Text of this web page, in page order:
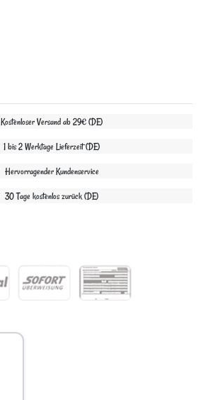
Kostenloser Versand ab 29€ (DE)
1 bis 2 Werktage Lieferzeit (DE)
Hervorragender Kundenservice
30 Tage kostenlos zurück (DE)